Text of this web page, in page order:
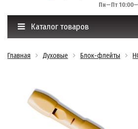
Пн—Пт
Каталог товаров
Главная Духовые Блок-флейты